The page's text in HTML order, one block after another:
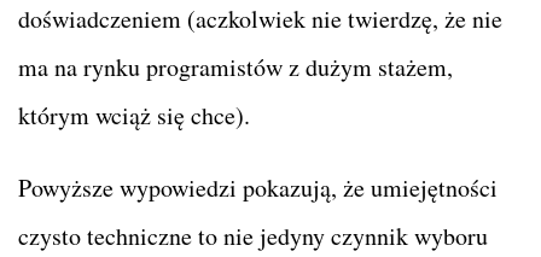
doświadczeniem (aczkolwiek nie twierdzę, że nie
ma na rynku programistów z dużym stażem,
którym wciąż się chce).
Powyższe wypowiedzi pokazują, że umiejętności
czysto techniczne to nie jedyny czynnik wyboru